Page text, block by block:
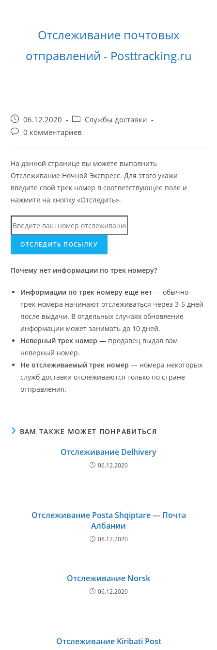
содержимомуОтслеживание почтовых
отправлений - Posttracking.ru
Запись
опубликована:
06.12.2020
Рубрика
записи:
Службы доставки
Комментарии
0 комментариев
На данной странице вы можете выполнить
Отслеживание Ночной Экспресс. Для этого укажи
введите свой трек номер в соответствующее поле и
нажмите на кнопку «Отследить».
Почему нет информации по трек номеру?
Информации по трек номеру еще нет — обычно
трек-номера начинают отслеживаться через 3-5 дней
после выдачи. В отдельных случаях обновление
информации может занимать до 10 дней.
Неверный трек номер— продавец выдал вам
неверный номер.
Не отслеживаемый трек номер — номера некоторых
служб доставки отслеживаются только по стране
отправления.
ВАМ ТАКЖЕ МОЖЕТ ПОНРАВИТЬСЯ
Отслеживание Delhivery
06.12.2020
Отслеживание Posta Shqiptare — Почта
Албании
06.12.2020
Отслеживание Norsk
06.12.2020
Отслеживание Kiribati Post